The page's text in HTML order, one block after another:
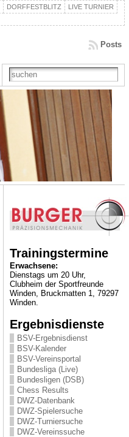
DORFFESTBLITZ
LIVE TURNIER
Posts
Trainingstermine
Erwachsene:
Dienstags um 20 Uhr,
Clubheim der Sportfreunde
Winden, Bruckmatten 1, 79297
Winden.
Ergebnisdienste
BSV-Ergebnisdienst
BSV-Kalender
BSV-Vereinsportal
Bundesliga (Live)
Bundesligen (DSB)
Chess Results
DWZ-Datenbank
DWZ-Spielersuche
DWZ-Turniersuche
DWZ-Vereinssuche